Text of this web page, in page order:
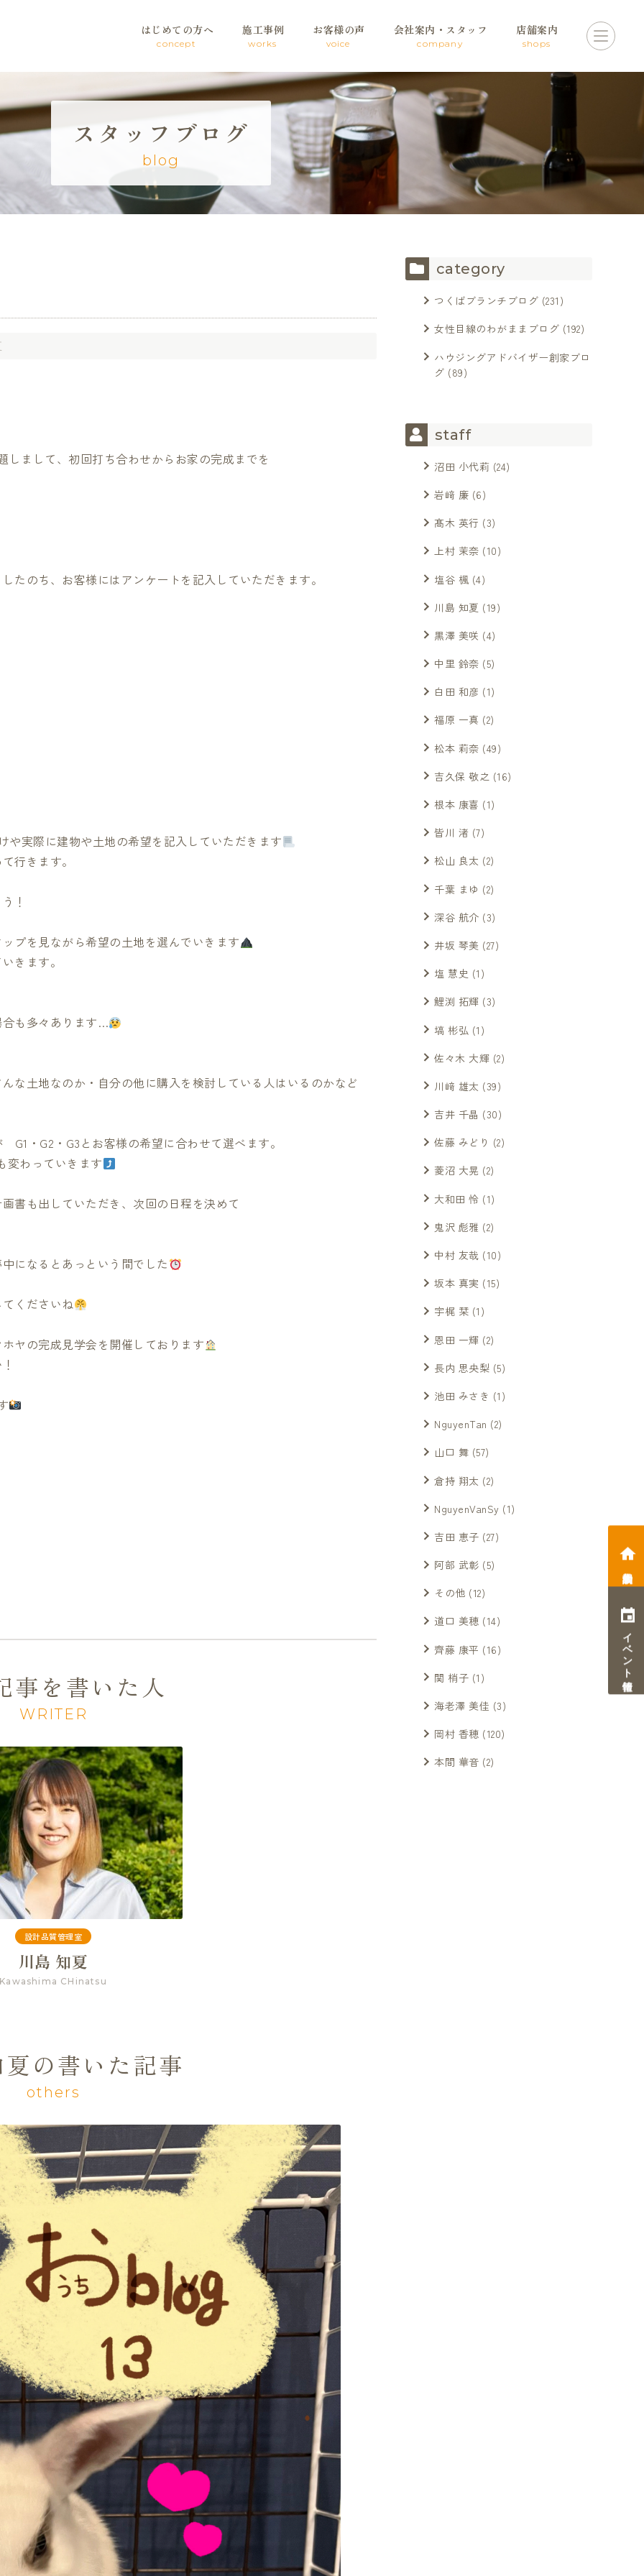
はじめての方へ
concept
施工事例
works
お客様の声
voice
会社案内・スタッフ
company
店舗案内
shops
スタッフブログ
blog
しまして、初回打ち合わせからお家の完成までを
たのち、お客様にはアンケートを記入していただきます。
や実際に建物や土地の希望を記入していただきます
行きます。
！
プを見ながら希望の土地を選んでいきます
きます。
合も多々あります…
な土地なのか・自分の他に購入を検討している人はいるのかなど
G1・G2・G3とお客様の希望に合わせて選べます。
変わっていきます
書も出していただき、次回の日程を決めて
になるとあっという間でした
くださいね
ヤの完成見学会を開催しております
事を書いた人
WRITER
設計品質管理室
川島 知夏
Kawashima CHinatsu
の書いた記事
others
category
つくばブランチブログ (231)
女性目線のわがままブログ (192)
ハウジングアドバイザー創家ブロ
グ (89)
staff
沼田 小代莉 (24)
岩﨑 廉 (6)
髙木 英行 (3)
上村 茉奈 (10)
塩谷 楓 (4)
川島 知夏 (19)
黒澤 美咲 (4)
中里 鈴奈 (5)
白田 和彦 (1)
福原 一真 (2)
松本 莉奈 (49)
吉久保 敬之 (16)
根本 康喜 (1)
皆川 渚 (7)
松山 良太 (2)
千葉 まゆ (2)
深谷 航介 (3)
井坂 琴美 (27)
塩 慧史 (1)
鯉渕 拓輝 (3)
塙 彬弘 (1)
佐々木 大輝 (2)
川﨑 雄太 (39)
吉井 千晶 (30)
佐藤 みどり (2)
菱沼 大晃 (2)
大和田 怜 (1)
鬼沢 彪雅 (2)
中村 友哉 (10)
坂本 真実 (15)
宇梶 栞 (1)
恩田 一輝 (2)
長内 思央梨 (5)
池田 みさき (1)
NguyenTan (2)
山口 舞 (57)
倉持 翔太 (2)
NguyenVanSy (1)
吉田 恵子 (27)
阿部 武彰 (5)
その他 (12)
道口 美穂 (14)
齊藤 康平 (16)
関 梢子 (1)
海老澤 美佳 (3)
岡村 香穂 (120)
本間 華音 (2)
イベント情報